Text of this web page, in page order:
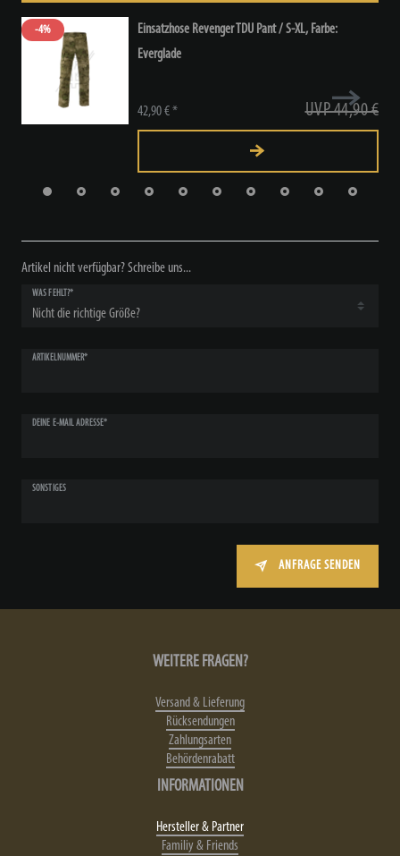
-4% Einsatzhose Revenger TDU Pant / S-XL, Farbe:
Everglade
UVP 44,90 €
42,90 € *
Artikel nicht verfügbar? Schreibe uns...
WAS FEHLT?*
ARTIKELNUMMER*
DEINE E-MAIL ADRESSE*
SONSTIGES
ANFRAGE SENDEN
WEITERE FRAGEN?
Versand & Lieferung
Rücksendungen
Zahlungsarten
Behördenrabatt
INFORMATIONEN
Hersteller & Partner
Familiy & Friends